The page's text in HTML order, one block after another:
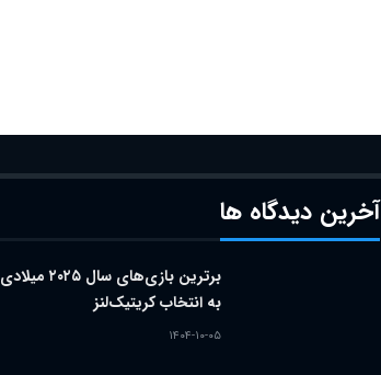
آخرین دیدگاه ها
برترین بازی‌های سال ۲۰۲۵ میلادی
به انتخاب کریتیک‌لنز
۱۴۰۴-۱۰-۰۵